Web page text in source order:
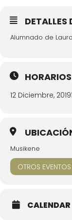
DETALLES
Alumnado de
HORARIOS
12 Diciembre, 2019
Musikene
OTROS EVENTOS
CALENDAR